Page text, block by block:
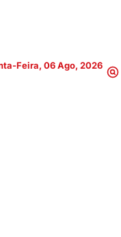
Feira, 06 Ago, 2026